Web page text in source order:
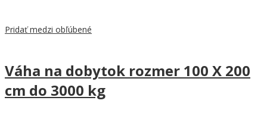
Pridať medzi obľúbené
Váha na dobytok rozmer 100 X 200
cm do 3000 kg